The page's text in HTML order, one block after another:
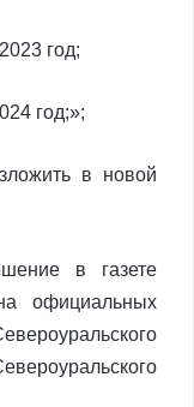
год;
год;»;
в новой
в газете
официальных